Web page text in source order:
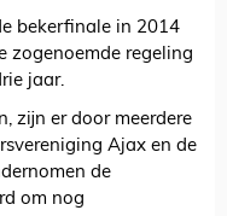
bekerfinale in 2014
zogenoemde regeling
jaar.
zijn er door meerdere
Ajax en de
de
om nog